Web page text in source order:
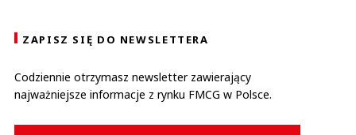
ZAPISZ SIĘ DO NEWSLETTERA
Codziennie otrzymasz newsletter zawierający
najważniejsze informacje z rynku FMCG w Polsce.